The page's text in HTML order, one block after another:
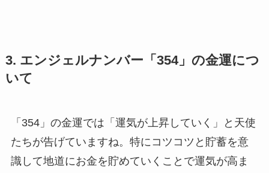
3. エンジェルナンバー「354」の金運につ
いて
「354」の金運では「運気が上昇していく」と天使
たちが告げていますね。特にコツコツと貯蓄を意
識して地道にお金を貯めていくことで運気が高ま